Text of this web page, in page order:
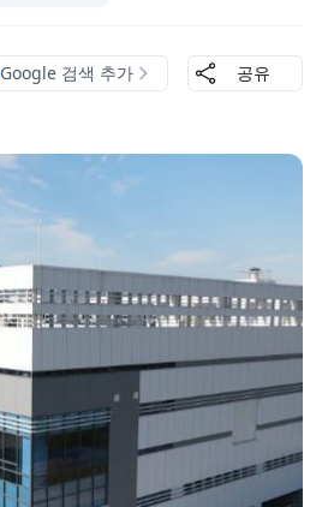
Google 검색 추가 공유